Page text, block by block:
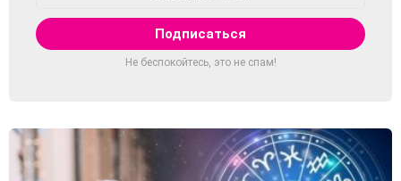
Не беспокойтесь, это не спам!